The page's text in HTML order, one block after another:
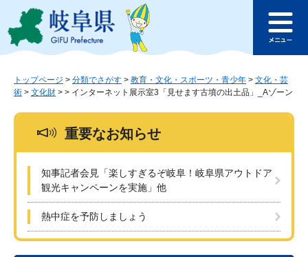
ジ
ュ
このページの本文へ
ュ
トップページ > 分類でさがす > 教育・文化・スポーツ・青少年 > 文化・芸
術 > 文化財 > > インターネット展示室3「見せます古墳の出土品」_Aゾーン
重要なお知らせ
知事記者会見「楽しすぎるぞ岐阜！岐阜県アウトドア
観光キャンペーンを実施」他
熱中症を予防しましょう